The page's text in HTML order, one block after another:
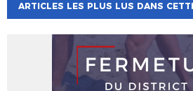
ARTICLES LES PLUS LUS DANS